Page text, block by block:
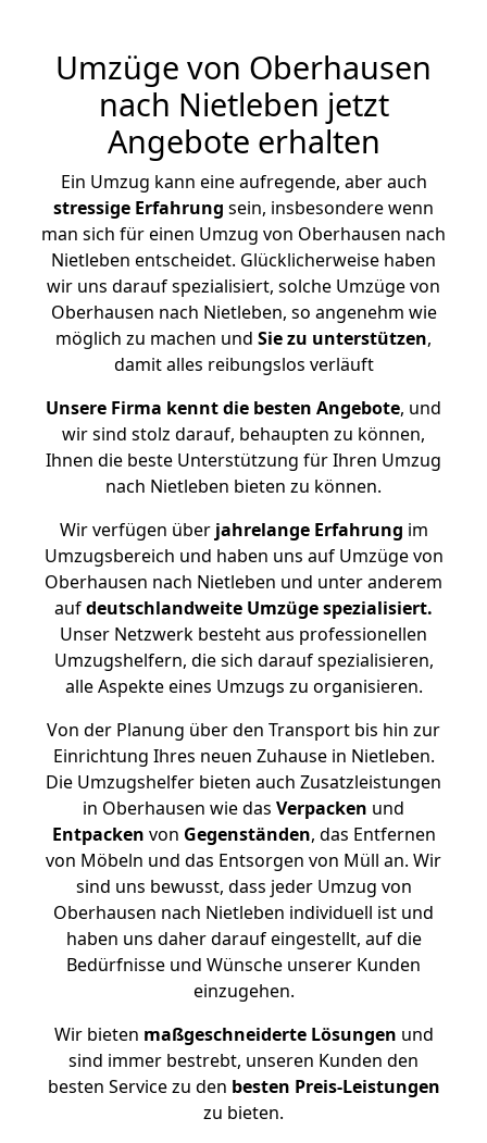
Umzüge von Oberhausen
nach Nietleben jetzt
Angebote erhalten
Ein Umzug kann eine aufregende, aber auch
stressige Erfahrung sein, insbesondere wenn
man sich für einen Umzug von Oberhausen nach
Nietleben entscheidet. Glücklicherweise haben
wir uns darauf spezialisiert, solche Umzüge von
Oberhausen nach Nietleben, so angenehm wie
möglich zu machen und Sie zu unterstützen,
damit alles reibungslos verläuft
Unsere Firma kennt die besten Angebote, und
wir sind stolz darauf, behaupten zu können,
Ihnen die beste Unterstützung für Ihren Umzug
nach Nietleben bieten zu können.
Wir verfügen überjahrelange Erfahrung im
Umzugsbereich und haben uns auf Umzüge von
Oberhausen nach Nietleben und unter anderem
aufdeutschlandweite Umzüge spezialisiert.
Unser Netzwerk besteht aus professionellen
Umzugshelfern, die sich darauf spezialisieren,
alle Aspekte eines Umzugs zu organisieren.
Von der Planung über den Transport bis hin zur
Einrichtung Ihres neuen Zuhause in Nietleben.
Die Umzugshelfer bieten auch Zusatzleistungen
in Oberhausen wie das Verpacken und
Entpacken von Gegenständen, das Entfernen
von Möbeln und das Entsorgen von Müll an. Wir
sind uns bewusst, dass jeder Umzug von
Oberhausen nach Nietleben individuell ist und
haben uns daher darauf eingestellt, auf die
Bedürfnisse und Wünsche unserer Kunden
einzugehen.
Wir bieten maßgeschneiderte Lösungen und
sind immer bestrebt, unseren Kunden den
besten Service zu den besten Preis-Leistungen
zu bieten.